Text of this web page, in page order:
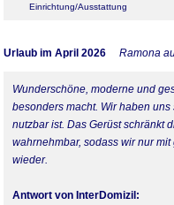
Einrichtung/Ausstattung
Urlaub im April 2026 Ramona
Wunderschöne, moderne und
besonders macht. Wir haben
nutzbar ist. Das Gerüst schränkt
wahrnehmbar, sodass wir nur
wieder.
Antwort von InterDomizil: